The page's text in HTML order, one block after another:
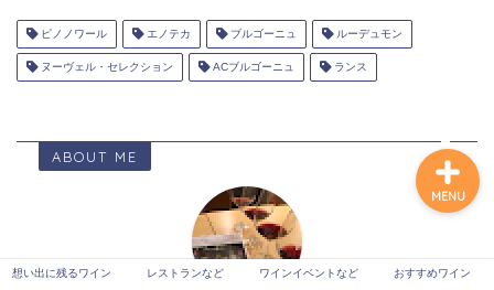
ピノノワール エノテカ ブルゴーニュ ルーデュモン
ヌーヴェル・セレクション ACブルゴーニュ ランス
ABOUT ME
想い出に残るワイン レストランなど ワインイベントなど おすすめワイン
MENU
おすすめワイン